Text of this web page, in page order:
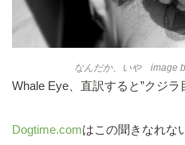
なんだか、いや image
Whale Eye、直訳すると”クジラ
Dogtime.comはこの聞きなれな